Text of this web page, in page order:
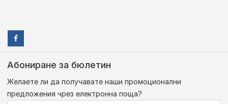
Абониране за бюлетин
Желаете ли да получавате наши промоционални
предложения чрез електронна поща?